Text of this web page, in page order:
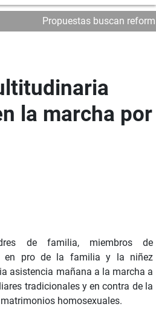
Propuestas buscan
la marcha por
de familia, miembros de
en pro de la familia y la niñez
asistencia mañana a la marcha a
tradicionales y en contra de la
homosexuales.